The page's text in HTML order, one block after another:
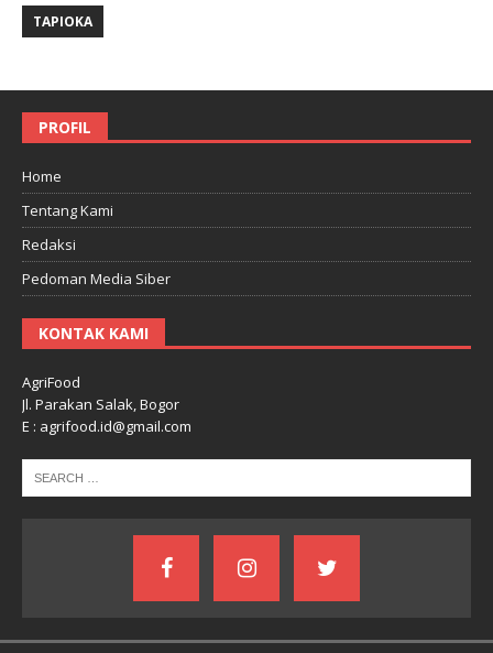
TAPIOKA
PROFIL
Home
Tentang Kami
Redaksi
Pedoman Media Siber
KONTAK KAMI
AgriFood
Jl. Parakan Salak, Bogor
E : agrifood.id@gmail.com